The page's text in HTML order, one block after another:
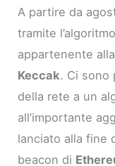
A partire da
tramite l’algoritmo
appartenente
Keccak. Ci sono
della rete a un
all’importante
lanciato alla fine
beacon di